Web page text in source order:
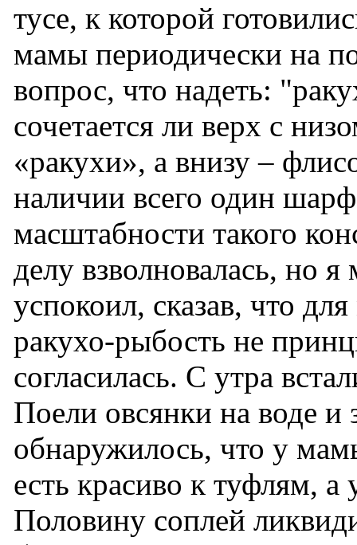
тусе, к которой
мамы периодически на
вопрос, что надеть:
сочетается ли верх с
«ракухи», а внизу –
наличии всего один
масштабности такого
делу взволновалась, но
успокоил, сказав, что
ракухо-рыбость не
согласилась. С утра
Поели овсянки на воде и
обнаружилось, что у
есть красиво к туфлям,
Половину соплей